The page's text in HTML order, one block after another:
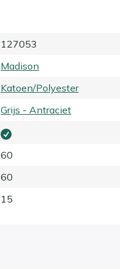
127053
Madison
Katoen/Polyester
Grijs - Antraciet
60
60
15